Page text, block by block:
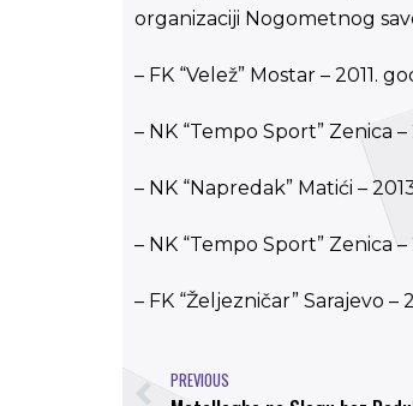
organizaciji Nogometnog
– FK “Velež” Mostar – 2011.
– NK “Tempo Sport” Zenica
– NK “Napredak” Matići –
– NK “Tempo Sport” Zenica
– FK “Željezničar” Sarajevo –
PREVIOUS